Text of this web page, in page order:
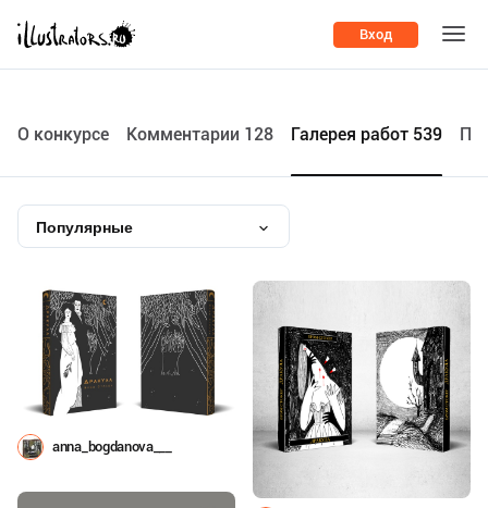
Вход
О конкурсе Комментарии 128 Галерея работ 539
Популярные
anna_bogdanova___